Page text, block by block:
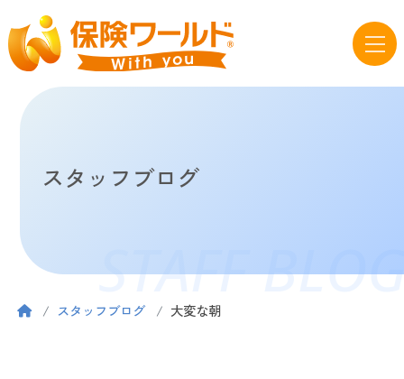
スタッフブログ
STAFF
スタッフブログ 大変な朝